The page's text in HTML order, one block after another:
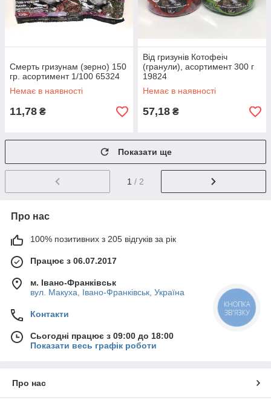
Смерть гризунам (зерно) 150
гр. асортимент 1/100 65324
Немає в наявності
11,78 ₴
Від гризунів Котофеіч
(гранули), асортимент 300 г
19824
Немає в наявності
57,18 ₴
Показати ще
1 / 2
Про нас
100% позитивних з 205 відгуків за рік
Працює з 06.07.2017
м. Івано-Франківськ
вул. Макуха, Івано-Франківськ, Україна
Контакти
Сьогодні працює з 09:00 до 18:00
Показати весь графік роботи
Про нас
КНОПКА
ЗВ'ЯЗКУ